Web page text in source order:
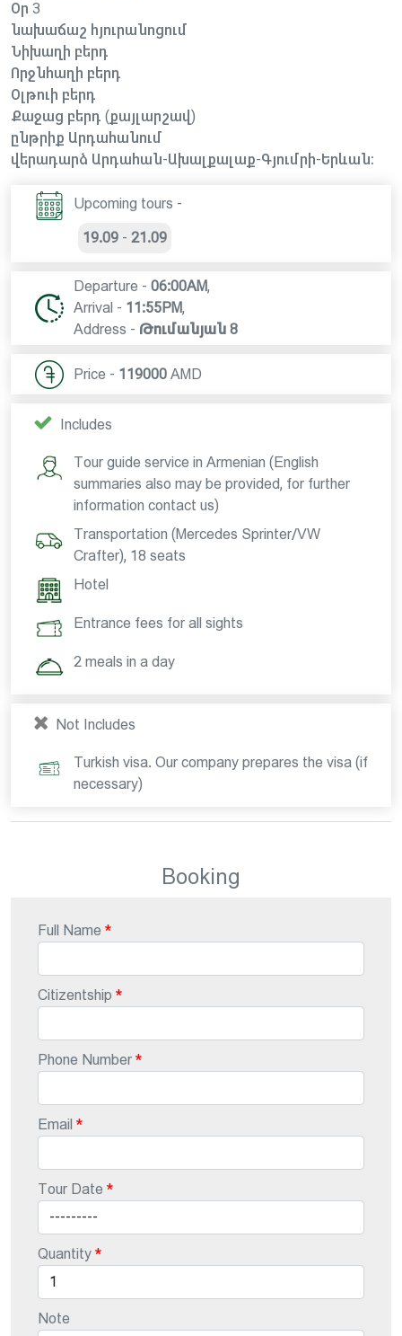
Օր 3
նախաճաշ հյուրանոցում
Նիխաղի բերդ
Որջնհաղի բերդ
Օլթուի բերդ
Քաջաց բերդ (քայլարշավ)
ընթրիք Արդահանում
վերադարձ Արդահան-Ախալքալաք-Գյումրի-Երևան։
Upcoming tours -
19.09 - 21.09
Departure - 06:00AM,
Arrival - 11:55PM,
Address - Թումանյան 8
Price - 119000 AMD
Includes
Tour guide service in Armenian (English
summaries also may be provided, for further
information contact us)
Transportation (Mercedes Sprinter/VW
Crafter), 18 seats
Hotel
Entrance fees for all sights
2 meals in a day
Not Includes
Turkish visa. Our company prepares the visa (if
necessary)
Booking
Full Name
Citizentship
Phone Number
Email
Tour Date
Quantity
Note